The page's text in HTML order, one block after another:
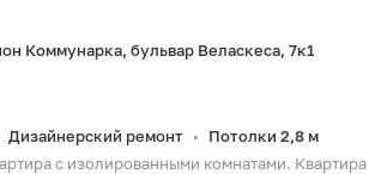
Коммунарка, бульвар Веласкеса, 7к1
Дизайнерский ремонт •
Потолки 2,8 м
с изолированными комнатами. Квартира